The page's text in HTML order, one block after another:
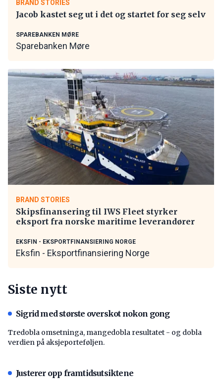
BRAND STORIES
Jacob kastet seg ut i det og startet for seg selv
SPAREBANKEN MØRE
Sparebanken Møre
BRAND STORIES
Skipsfinansering til IWS Fleet styrker
eksport fra norske maritime leverandører
EKSFIN - EKSPORTFINANSIERING NORGE
Eksfin - Eksportfinansiering Norge
Siste nytt
Sigrid med største overskot nokon gong
Tredobla omsetninga, mangedobla resultatet - og dobla
verdien på aksjeporteføljen.
Justerer opp framtidsutsiktene